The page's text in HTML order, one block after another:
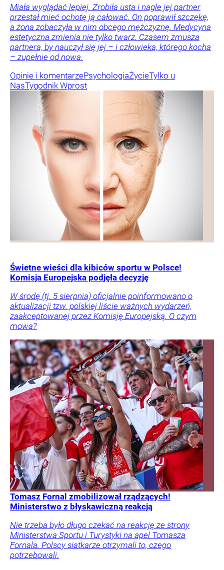
Miała wyglądać lepiej. Zrobiła usta i nagle jej partner
przestał mieć ochotę ją całować. On poprawił szczękę,
a żona zobaczyła w nim obcego mężczyznę. Medycyna
estetyczna zmienia nie tylko twarz. Czasem zmusza
partnera, by nauczył się jej – i człowieka, którego kocha
– zupełnie od nowa.
Opinie i komentarzePsychologiaŻycieTylko u
NasTygodnik Wprost
Świetne wieści dla kibiców sportu w Polsce!
Komisja Europejska podjęła decyzję
W środę (tj. 5 sierpnia) oficjalnie poinformowano o
aktualizacji tzw. polskiej liście ważnych wydarzeń,
zaakceptowanej przez Komisję Europejską. O czym
mowa?
Tomasz Fornal zmobilizował rządzących!
Ministerstwo z błyskawiczną reakcją
Nie trzeba było długo czekać na reakcję ze strony
Ministerstwa Sportu i Turystyki na apel Tomasza
Fornala. Polscy siatkarze otrzymali to, czego
potrzebowali.